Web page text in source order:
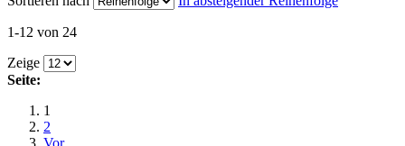
1-12 von 24
Zeige
Seite:
1
2
Vor